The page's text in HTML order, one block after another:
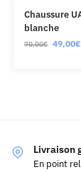
Chaussure
blanche
70,00€ 49,00€
Livraison
En point